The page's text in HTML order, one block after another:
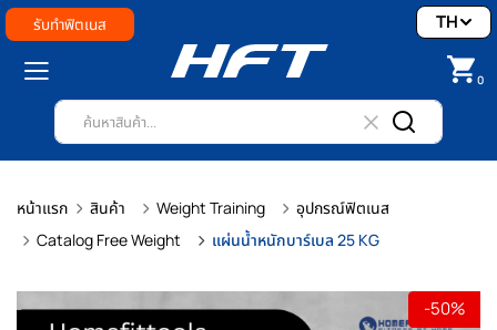
รับทำฟิตเนส
0
TH
หน้าแรก สินค้า Weight Training
อุปกรณ์ฟิตเนส
Catalog Free Weight
แผ่นน้ำหนักบาร์เบล 25 KG
-50%